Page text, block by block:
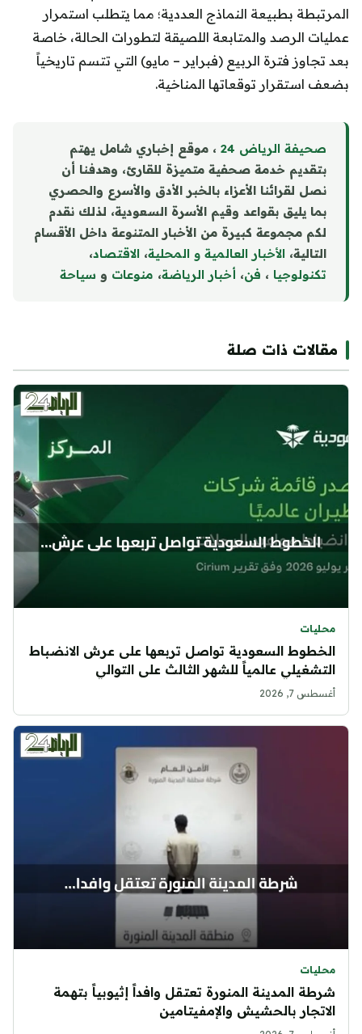
المرتبطة بطبيعة النماذج العددية؛ مما يتطلب استمرار
عمليات الرصد والمتابعة اللصيقة لتطورات الحالة، خاصة
بعد تجاوز فترة الربيع (فبراير – مايو) التي تتسم تاريخياً
بضعف استقرار توقعاتها المناخية.
صحيفة الرياض 24
، موقع إخباري شامل يهتم
بتقديم خدمة صحفية متميزة للقارئ، وهدفنا أن
نصل لقرائنا الأعزاء بالخبر الأدق والأسرع والحصري
بما يليق بقواعد وقيم الأسرة السعودية، لذلك نقدم
لكم مجموعة كبيرة من الأخبار المتنوعة داخل الأقسام
التالية، الأخبار العالمية و المحلية، الاقتصاد،
تكنولوجيا ، فن، أخبار الرياضة، منوعات و سياحة
مقالات ذات صلة
محليات
الخطوط السعودية تواصل تربعها على عرش الانضباط
التشغيلي عالمياً للشهر الثالث على التوالي
أغسطس 7, 2026
محليات
شرطة المدينة المنورة تعتقل وافداً إثيوبياً بتهمة
الاتجار بالحشيش والإمفيتامين